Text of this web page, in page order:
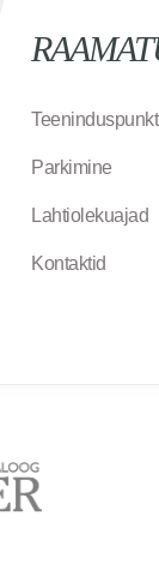
Parkimine
Lahtiolekuajad
Kontaktid